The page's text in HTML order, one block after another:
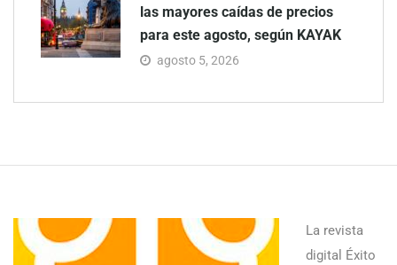
las mayores caídas de precios
para este agosto, según KAYAK
agosto 5, 2026
La revista
digital Éxito